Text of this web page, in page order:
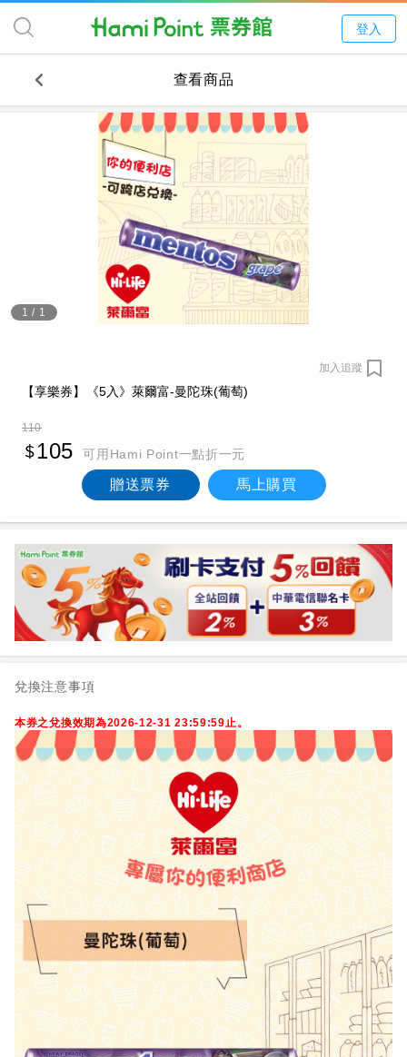
登入
查看商品
1 / 1
加入追蹤
【享樂券】《5入》萊爾富-曼陀珠(葡萄)
110
105 可用Hami Point一點折一元
贈送票券 馬上購買
兌換注意事項
本券之兌換效期為2026-12-31 23:59:59止。